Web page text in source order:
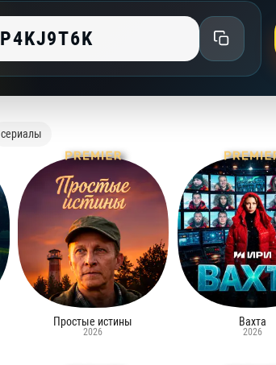
P4KJ9T6K
сериалы
Простые истины
2026
Вахта
2026